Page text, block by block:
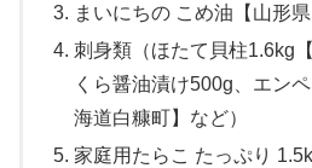
まいにちの こめ油【山形県
刺身類（ほたて貝柱1.6kg
くら醤油漬け500g、エン
海道白糠町】など）
家庭用たらこ たっぷり